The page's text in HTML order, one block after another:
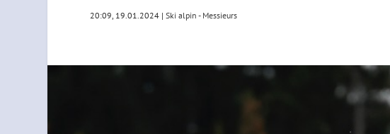
20:09, 19.01.2024 |Ski alpin - Messieurs